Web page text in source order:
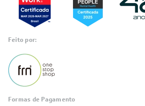
Feito por:
Formas de Pagamento